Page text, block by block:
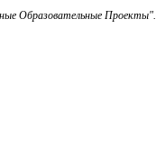
Образовательные Проекты".